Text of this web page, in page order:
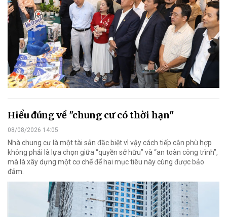
Hiểu đúng về "chung cư có thời hạn"
08/08/2026 14:05
Nhà chung cư là một tài sản đặc biệt vì vậy cách tiếp cận phù hợp
không phải là lựa chọn giữa “quyền sở hữu” và “an toàn công trình”,
mà là xây dựng một cơ chế để hai mục tiêu này cùng được bảo
đảm.